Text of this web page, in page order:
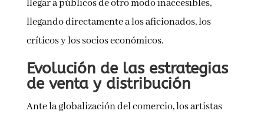
llegar a públicos de otro modo inaccesibles,
llegando directamente a los aficionados, los
críticos y los socios económicos.
Evolución de las estrategias
de venta y distribución
Ante la globalización del comercio, los artistas